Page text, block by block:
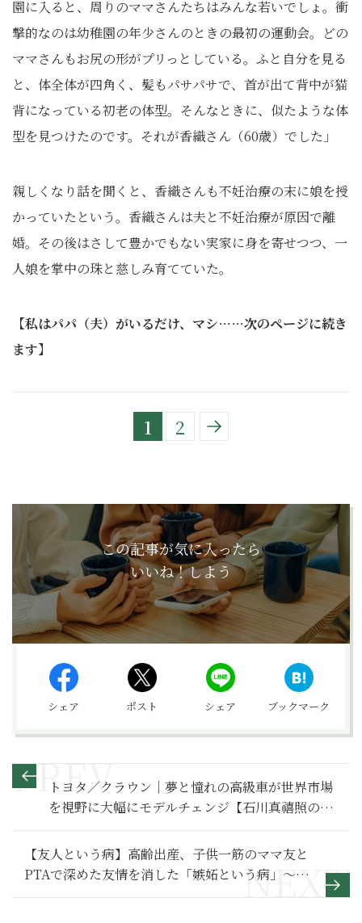
園に入ると、周りのママさんたちはみんな若いでしょ。衝
撃的なのは幼稚園の年少さんのときの最初の運動会。どの
ママさんもお尻の形がプリっとしている。ふと自分を見る
と、体全体が四角く、髪もパサパサで、首が出て背中が猫
背になっている初老の体型。そんなときに、似たような体
型を見つけたのです。それが香織さん（60歳）でした」
親しくなり話を聞くと、香織さんも不妊治療の末に娘を授
かっていたという。香織さんは夫と不妊治療が原因で離
婚。その後はさして豊かでもない実家に身を寄せつつ、一
人娘を掌中の珠と慈しみ育てていた。
【私はパパ（夫）がいるだけ、マシ……次のページに続き
ます】
1 2
この記事が気に入ったら
いいね！しよう
シェア ポスト シェア ブックマーク
トヨタ／クラウン｜夢と憧れの高級車が世界市場
を視野に大幅にモデルチェンジ【石川真禧照の名
車を利く】
【友人という病】高齢出産、子供一筋のママ友と
PTAで深めた友情を消した「嫉妬という病」～そ
の２～